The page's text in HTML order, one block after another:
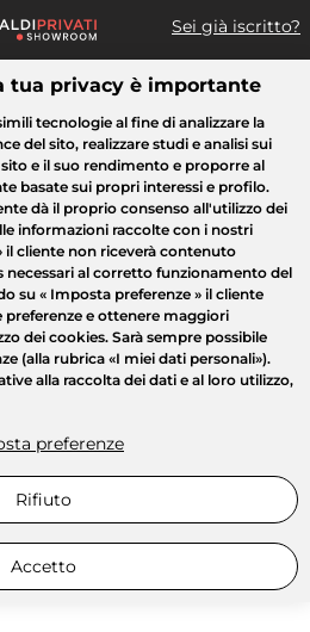
Sei già iscritto?
Casa Bellezza Elettrodomestici
tua privacy è importante
tecnologie al fine di analizzare la
del sito, realizzare studi e analisi sui
e il suo rendimento e proporre al
basate sui propri interessi e profilo.
dà il proprio consenso all'utilizzo dei
informazioni raccolte con i nostri
il cliente non riceverà contenuto
necessari al corretto funzionamento del
su « Imposta preferenze » il cliente
preferenze e ottenere maggiori
dei cookies. Sarà sempre possibile
(alla rubrica «I miei dati personali»).
alla raccolta dei dati e al loro utilizzo,
preferenze
Rifiuto
Accetto